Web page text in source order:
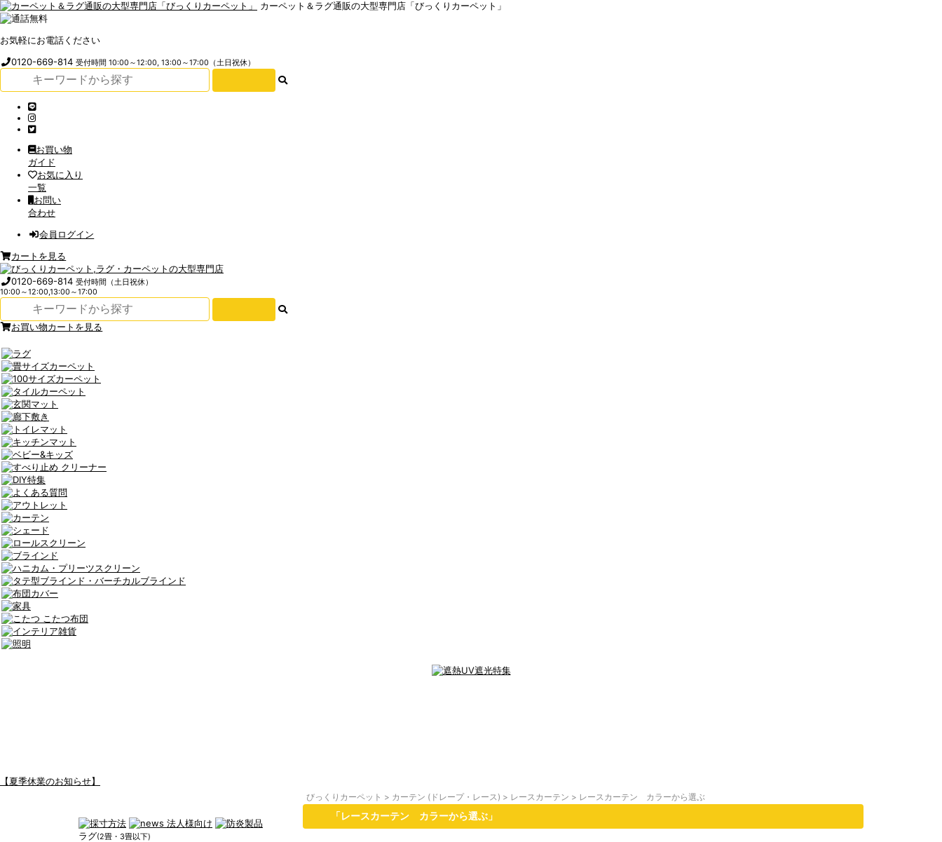
カーペット＆ラグ通販の大型専門店「びっくりカーペット」
お気軽にお電話ください
0120-669-814受付時間 10:00～12:00, 13:00～17:00（土日祝休）
お買い物
ガイド
お気に入り
一覧
お問い
合わせ
会員ログイン
カートを見る
0120-669-814受付時間（土日祝休）
10:00～12:00,13:00～17:00
お買い物カートを見る
【夏季休業のお知らせ】
ラグ(2畳・3畳以下)
びっくりカーペット > カーテン (ドレープ・レース) > レースカーテン > レースカーテン カラーから選ぶ
「レースカーテン カラーから選ぶ」